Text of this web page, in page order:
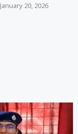
January 20, 2026